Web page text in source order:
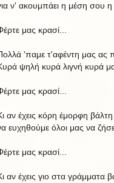
ν' ακουμπάει η μέση σου η
μας κρασί...
'παμε τ'αφέντη μας ας
ψηλή κυρά λιγνή κυρά
μας κρασί...
αν έχεις κόρη έμορφη
ευχηθούμε όλοι μας να
μας κρασί...
αν έχεις γιο στα γράμματα